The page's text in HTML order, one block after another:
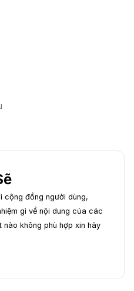
cộng đồng người dùng,
gì về nội dung của các
nào không phù hợp xin hãy